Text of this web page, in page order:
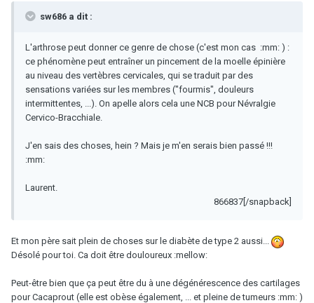
sw686 a dit :
L'arthrose peut donner ce genre de chose (c'est mon cas :mm: ) :
ce phénomène peut entraîner un pincement de la moelle épinière
au niveau des vertèbres cervicales, qui se traduit par des
sensations variées sur les membres ("fourmis", douleurs
intermittentes, ...). On apelle alors cela une NCB pour Névralgie
Cervico-Bracchiale.
J'en sais des choses, hein ? Mais je m'en serais bien passé !!!
:mm:
Laurent.
866837[/snapback]
Et mon père sait plein de choses sur le diabète de type 2 aussi...
Désolé pour toi. Ca doit être douloureux :mellow:
Peut-être bien que ça peut être du à une dégénérescence des cartilages
pour Cacaprout (elle est obèse également, ... et pleine de tumeurs :mm: )